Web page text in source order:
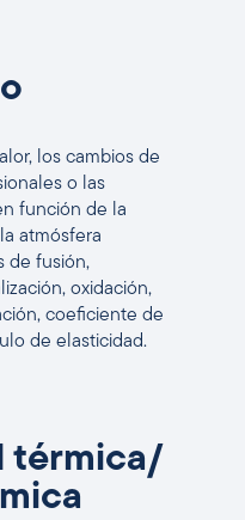
los cambios de
o las
función de la
atmósfera
de fusión,
oxidación,
coeficiente de
de elasticidad.
térmica/